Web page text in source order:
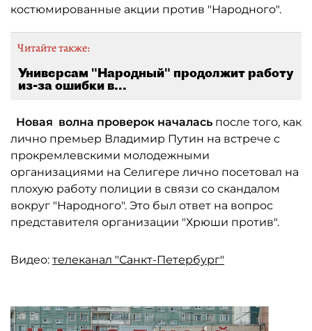
костюмированные акции против "Народного".
Читайте также:
Универсам "Народный" продолжит работу
из-за ошибки в...
Новая волна проверок началась после того, как
лично премьер Владимир Путин на встрече с
прокремлевскими молодежными
организациями на Селигере лично посетовал на
плохую работу полиции в связи со скандалом
вокруг "Народного". Это был ответ на вопрос
представителя организации "Хрюши против".
Видео: телеканал "Санкт-Петербург"